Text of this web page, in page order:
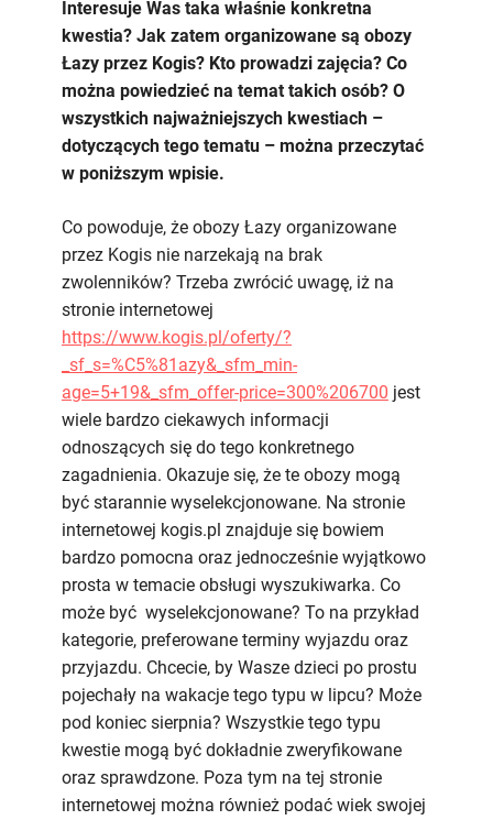
–
jak
dokładnie
zorganizowane?
Interesuje Was taka właśnie konkretna
kwestia? Jak zatem organizowane są obozy
Łazy przez Kogis? Kto prowadzi zajęcia? Co
można powiedzieć na temat takich osób? O
wszystkich najważniejszych kwestiach –
dotyczących tego tematu – można przeczytać
w poniższym wpisie.
Co powoduje, że obozy Łazy organizowane
przez Kogis nie narzekają na brak
zwolenników? Trzeba zwrócić uwagę, iż na
stronie internetowej
https://www.kogis.pl/oferty/?
_sf_s=%C5%81azy&_sfm_min-
age=5+19&_sfm_offer-price=300%206700 jest
wiele bardzo ciekawych informacji
odnoszących się do tego konkretnego
zagadnienia. Okazuje się, że te obozy mogą
być starannie wyselekcjonowane. Na stronie
internetowej kogis.pl znajduje się bowiem
bardzo pomocna oraz jednocześnie wyjątkowo
prosta w temacie obsługi wyszukiwarka. Co
może być wyselekcjonowane? To na przykład
kategorie, preferowane terminy wyjazdu oraz
przyjazdu. Chcecie, by Wasze dzieci po prostu
pojechały na wakacje tego typu w lipcu? Może
pod koniec sierpnia? Wszystkie tego typu
kwestie mogą być dokładnie zweryfikowane
oraz sprawdzone. Poza tym na tej stronie
internetowej można również podać wiek swojej